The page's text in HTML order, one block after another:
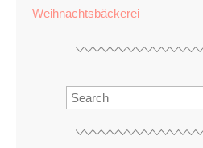
Weihnachtsbäckerei